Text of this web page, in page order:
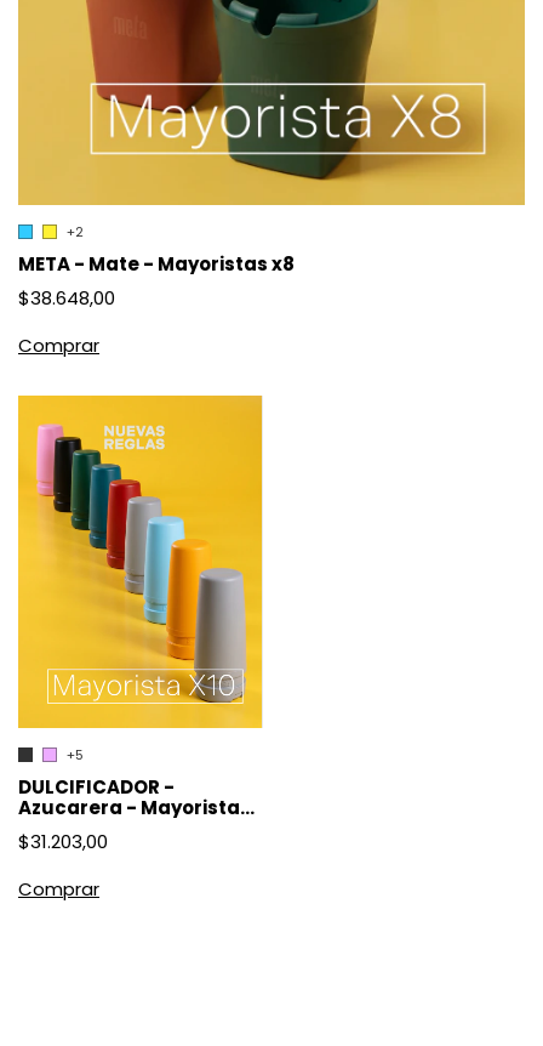
+2
META - Mate - Mayoristas x8
$38.648,00
Comprar
+5
DULCIFICADOR -
Azucarera - Mayorista
X10
$31.203,00
Comprar